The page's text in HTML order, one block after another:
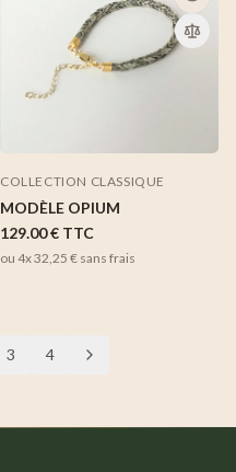
COLLECTION CLASSIQUE
MODÈLE OPIUM
129.00 € TTC
ou 4x32,25 € sans frais
3 4